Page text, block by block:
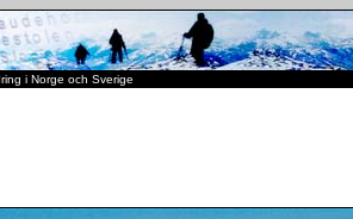
i Norge och Sverige